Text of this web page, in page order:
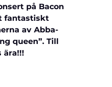
på Bacon
fantastiskt
av Abba-
queen”. Till
ära!!!